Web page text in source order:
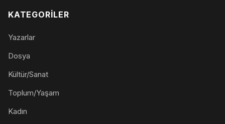
KATEGORILER
Yazarlar
Dosya
Kültür/Sanat
Toplum/Yaşam
Kadın